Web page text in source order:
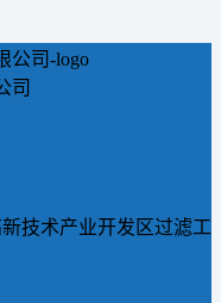
司
技术产业开发区过滤工